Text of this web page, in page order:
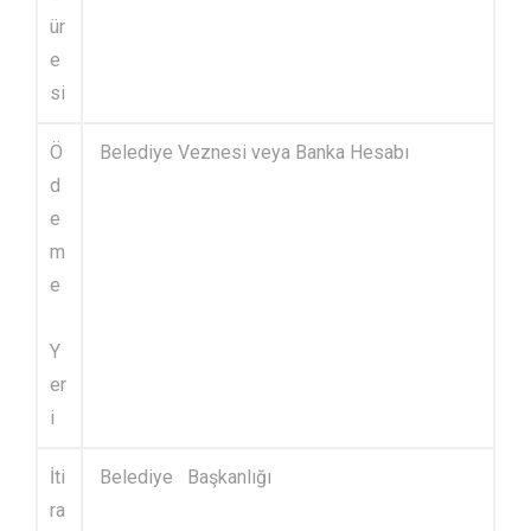
ür
e
si
Ö
d
e
m
e
Y
er
i
Belediye Veznesi veya Banka Hesabı
İti
ra
Belediye Başkanlığı